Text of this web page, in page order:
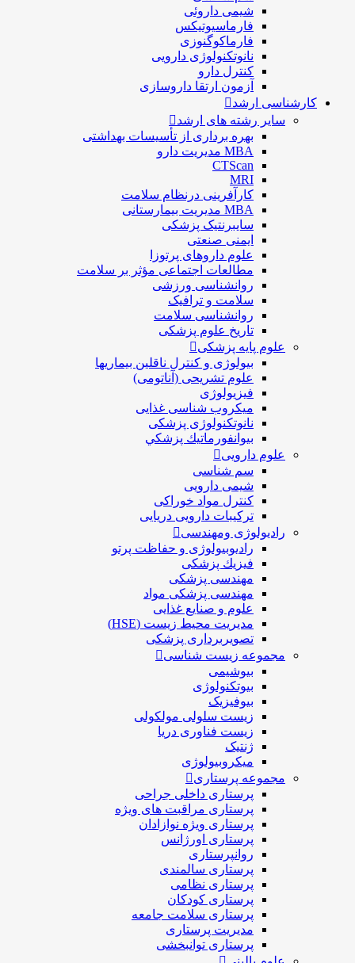
شيمی داروئی
فارماسيوتيكس
فارماكوگنوزی
نانوتکنولوژی دارویی
كنترل دارو
آزمون ارتقا داروسازی
کارشناسی ارشد
سایر رشته های ارشد
بهره برداری از تأسیسات بهداشتی
MBA مدیریت دارو
CTScan
MRI
کارآفرینی درنظام سلامت
MBA مدیریت بیمارستانی
سایبرنتیک پزشکی
ایمنی صنعتی
علوم داروهای پرتوزا
مطالعات اجتماعی مؤثر بر سلامت
روانشناسی ورزشی
سلامت و ترافیک
روانشناسی سلامت
تاریخ علوم پزشکی
علوم پایه پزشکی
بیولوژی و کنترل ناقلین بیماریها
علوم تشریحی (آناتومی)
فیزیولوژی
ميكروب شناسی غذایی
نانوتکنولوژی پزشکی
بيوانفورماتيك پزشكي
علوم دارویی
سم شناسی
شیمی دارویی
کنترل مواد خوراکی
ترکیبات دارویی دریایی
رادیولوژی ومهندسی
رادیوبیولوژی و حفاظت پرتو
فيزيك پزشکی
مهندسی پزشکی
مهندسی پزشکی مواد
علوم و صنايع غذایی
مدیریت محیط زیست (HSE)
تصویربرداری پزشکی
مجموعه زیست شناسی
بیوشیمی
بیوتکنولوژی
بیوفیزیک
زیست سلولی مولکولی
زیست فناوری دریا
ژنتیک
میکروبیولوژی
مجموعه پرستاری
پرستاری داخلی جراحی
پرستاری مراقبت های ويژه
پرستاری ويژه نوازادان
پرستاری اورژانس
روانپرستاری
پرستاری سالمندی
پرستاری نظامی
پرستاری کودکان
پرستاری سلامت جامعه
مدیریت پرستاری
پرستاری توانبخشی